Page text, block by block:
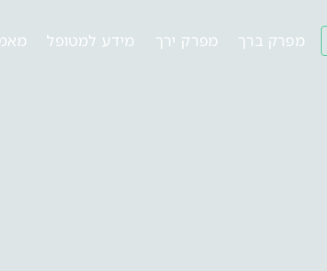
מפרק ברך מפרק ירך מידע למטופל